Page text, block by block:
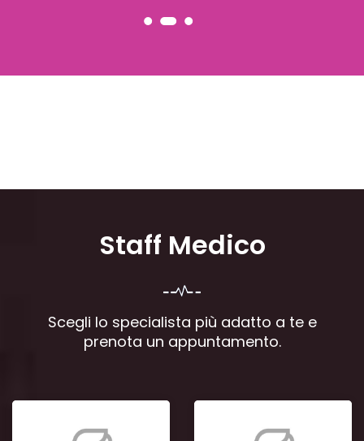
Staff Medico
Scegli lo specialista più adatto a te e
prenota un appuntamento.